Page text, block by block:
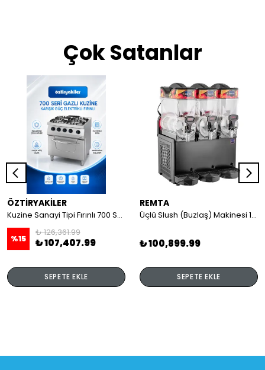
Çok Satanlar
ÖZTİRYAKİLER
Kuzine Sanayi Tipi Fırınlı 700 Seri Gazlı 4 Açık Ateş 80x70x85 (Lp)-2X6Kw+2X7,5Kw+6Kw Elektrikli Fırın
%15
₺ 126,361.99
₺ 107,407.99
SEPETE EKLE
REMTA
Üçlü Slush (Buzlaş) Makinesi 12+12+12 lt
₺ 100,899.99
SEPETE EKLE